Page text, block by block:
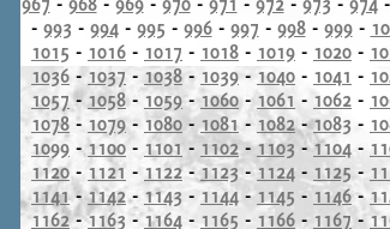
- 993 - 994- 995 - 996- 997 - 998- 999-
1015 - 1016 - 1017 - 1018 - 1019 - 1020 -
1036 - 1037 - 1038 - 1039 -1040 - 1041 -
1057- 1058- 1059-1060- 1061 - 1062 -
1078 - 1079- 1080 -1081 - 1082-1083 -
1099 - 1100- 1101 - 1102-1103 -1104 -
1120- 1121 - 1122- 1123-1124 - 1125 -
1141-1142- 1143 - 1144 - 1145 - 1146 -
1162-1163 -1164 - 1165 - 1166 - 1167 -